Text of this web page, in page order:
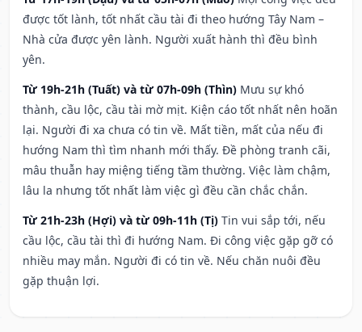
được tốt lành, tốt nhất cầu tài đi theo hướng Tây Nam –
Nhà cửa được yên lành. Người xuất hành thì đều bình
yên.
Từ 19h-21h (Tuất) và từ 07h-09h (Thìn) Mưu sự khó
thành, cầu lộc, cầu tài mờ mịt. Kiện cáo tốt nhất nên hoãn
lại. Người đi xa chưa có tin về. Mất tiền, mất của nếu đi
hướng Nam thì tìm nhanh mới thấy. Đề phòng tranh cãi,
mâu thuẫn hay miệng tiếng tầm thường. Việc làm chậm,
lâu la nhưng tốt nhất làm việc gì đều cần chắc chắn.
Từ 21h-23h (Hợi) và từ 09h-11h (Tị) Tin vui sắp tới, nếu
cầu lộc, cầu tài thì đi hướng Nam. Đi công việc gặp gỡ có
nhiều may mắn. Người đi có tin về. Nếu chăn nuôi đều
gặp thuận lợi.